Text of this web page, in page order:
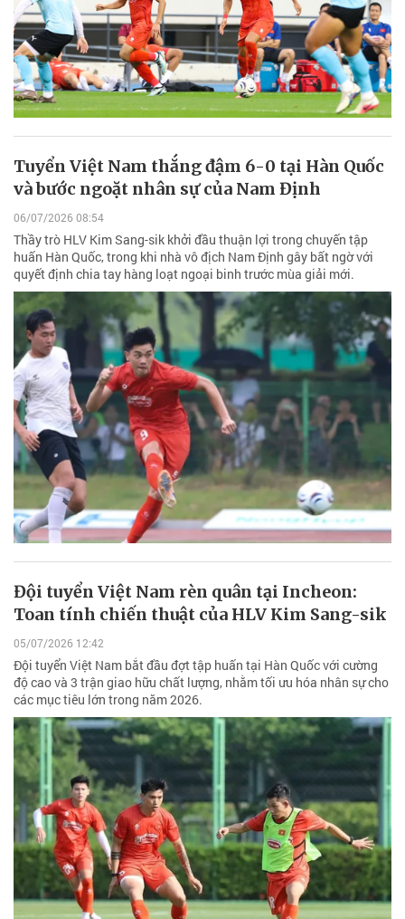
Tuyển Việt Nam thắng đậm 6-0 tại Hàn Quốc
và bước ngoặt nhân sự của Nam Định
06/07/2026 08:54
Thầy trò HLV Kim Sang-sik khởi đầu thuận lợi trong chuyến tập
huấn Hàn Quốc, trong khi nhà vô địch Nam Định gây bất ngờ với
quyết định chia tay hàng loạt ngoại binh trước mùa giải mới.
Đội tuyển Việt Nam rèn quân tại Incheon:
Toan tính chiến thuật của HLV Kim Sang-sik
05/07/2026 12:42
Đội tuyển Việt Nam bắt đầu đợt tập huấn tại Hàn Quốc với cường
độ cao và 3 trận giao hữu chất lượng, nhằm tối ưu hóa nhân sự cho
các mục tiêu lớn trong năm 2026.